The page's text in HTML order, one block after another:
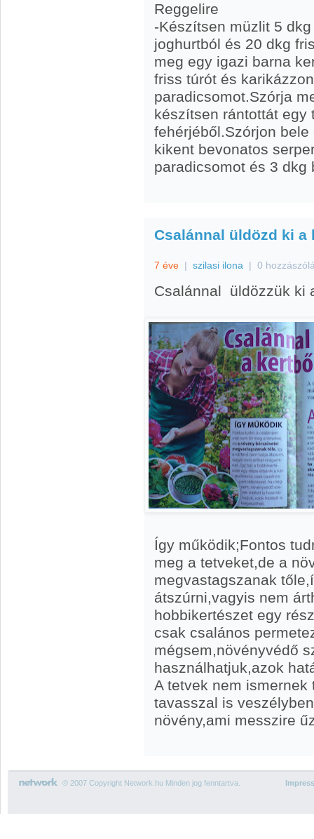
Reggelire
-Készítsen müzlit 5
joghurtból és 20 dkg
meg egy igazi barna
friss túrót és
paradicsomot.Szórja
készítsen rántottát egy
fehérjéből.Szórjon
kikent bevonatos
paradicsomot és 3 dkg
Csalánnal üldözd ki a
7 éve | szilasi ilona | 0
Csalánnal üldözzük ki
Így működik;Fontos
meg a tetveket,de a
megvastagszanak
átszúrni,vagyis nem
hobbikertészet egy
csak csalános
mégsem,növényvédő
használhatjuk,azok
A tetvek nem
tavasszal is
növény,ami messzire
© 2007 Copyright Network.hu Minden jog fenntartva.